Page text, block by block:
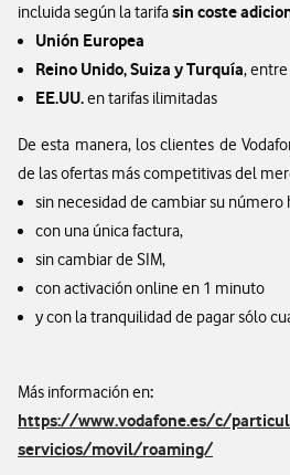
incluida según la tarifasin coste
Unión Europea
Reino Unido, Suiza y Turquía,
EE.UU.en tarifas ilimitadas
De esta manera, los clientes de
de las ofertas más competitivas del
sin necesidad de cambiar su número
con una única factura,
sin cambiar de SIM,
con activación online en 1 minuto
y con la tranquilidad de pagar sólo
Más información en:
https://www.vodafone.es/c/
servicios/movil/roaming/